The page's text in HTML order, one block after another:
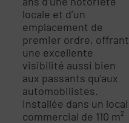
locale et d’un
emplacement de
premier ordre, offrant
une excellente
visibilité aussi bien
aux passants qu’aux
automobilistes.
Installée dans un local
commercial de 110 m²